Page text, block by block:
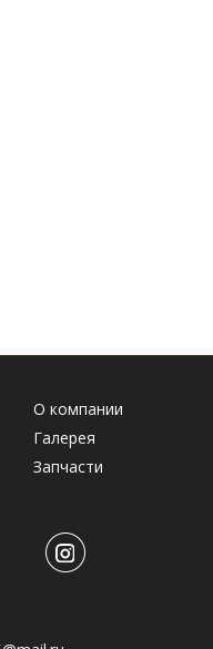
О компании
Галерея
Запчасти